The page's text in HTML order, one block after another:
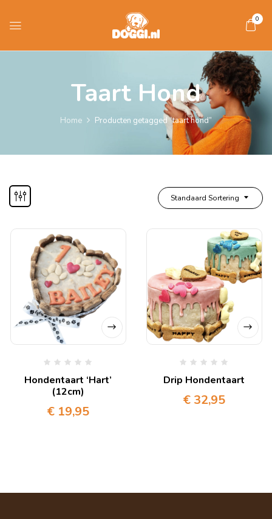
0
Taart Hond
Home Producten getagged “taart hond”
Standaard Sortering
Hondentaart ‘Hart’
(12cm)
€ 19,95
Drip Hondentaart
€ 32,95